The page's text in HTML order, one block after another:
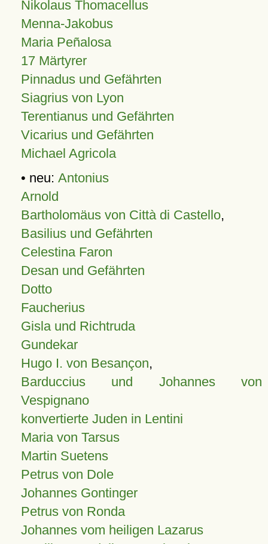
Nikolaus Thomacellus
Menna-Jakobus
Maria Peñalosa
17 Märtyrer
Pinnadus und Gefährten
Siagrius von Lyon
Terentianus und Gefährten
Vicarius und Gefährten
Michael Agricola
• neu: Antonius
Arnold
Bartholomäus von Città di Castello,
Basilius und Gefährten
Celestina Faron
Desan und Gefährten
Dotto
Faucherius
Gisla und Richtruda
Gundekar
Hugo I. von Besançon,
Barduccius und Johannes von
Vespignano
konvertierte Juden in Lentini
Maria von Tarsus
Martin Suetens
Petrus von Dole
Johannes Gontinger
Petrus von Ronda
Johannes vom heiligen Lazarus